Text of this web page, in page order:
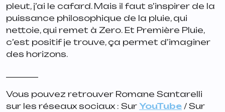
pleut, j’ai le cafard. Mais il faut s’inspirer de la
puissance philosophique de la pluie, qui
nettoie, qui remet à Zero. Et Première Pluie,
c’est positif je trouve, ça permet d’imaginer
des horizons.
Vous pouvez retrouver Romane Santarelli
sur les réseaux sociaux : Sur YouTube / Sur